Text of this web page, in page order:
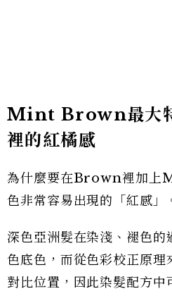
Mint Brown最大
裡的紅橘感
為什麼要在Brown裡加上
色非常容易出現的「紅感」
深色亞洲髮在染淺、褪色的
色底色，而從色彩校正原理
對比位置，因此染髮配方中